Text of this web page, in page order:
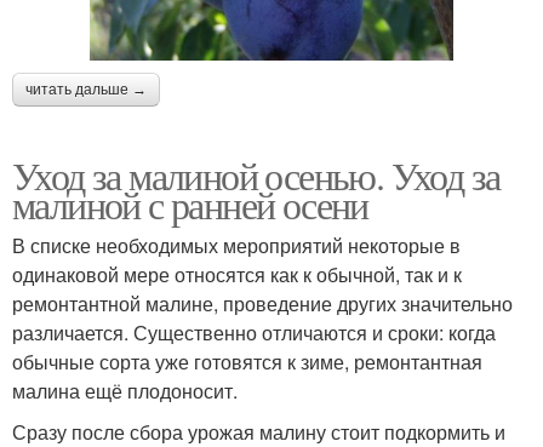
читать дальше →
Уход за малиной осенью. Уход за
малиной с ранней осени
В списке необходимых мероприятий некоторые в
одинаковой мере относятся как к обычной, так и к
ремонтантной малине, проведение других значительно
различается. Существенно отличаются и сроки: когда
обычные сорта уже готовятся к зиме, ремонтантная
малина ещё плодоносит.
Сразу после сбора урожая малину стоит подкормить и